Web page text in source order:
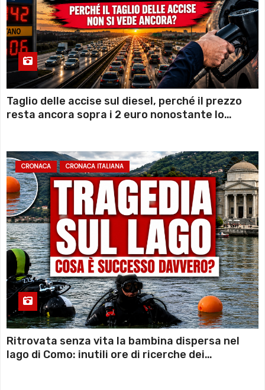
Taglio delle accise sul diesel, perché il prezzo
resta ancora sopra i 2 euro nonostante lo
CRONACA CRONACA ITALIANA
Ritrovata senza vita la bambina dispersa nel
lago di Como: inutili ore di ricerche dei